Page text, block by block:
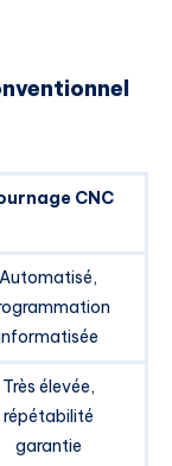
CNC
Automatisé,
Très élevée,
répétabilité
garantie